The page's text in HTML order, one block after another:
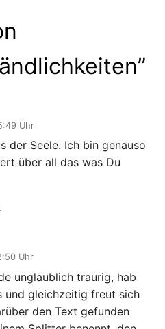
”
Uhr
der Seele. Ich bin genauso
über all das was Du
Uhr
unglaublich traurig, hab
und gleichzeitig freut sich
den Text gefunden